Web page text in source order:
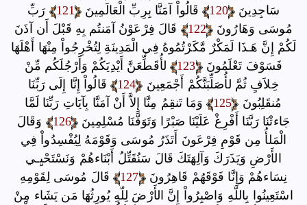
سَاجِدِينَ 120 قَالُواْ آمَنَّا بِرِبِّ الْعَالَمِينَ 121
رَبِّ
مُوسَى وَهَارُونَ 122
قَالَ فِرْعَوْنُ آمَنتُم بِهِ قَبْلَ أَن آذَنَ
لَكُمْ إِنَّ هَـذَا لَمَكْرٌ مَّكَرْتُمُوهُ فِي الْمَدِينَةِ لِتُخْرِجُواْ مِنْهَا أَهْلَهَا
فَسَوْفَ تَعْلَمُونَ 123 لأُقَطِّعَنَّ أَيْدِيَكُمْ وَأَرْجُلَكُم مِّنْ
خِلاَفٍ ثُمَّ لأُصَلِّبَنَّكُمْ أَجْمَعِينَ
124
قَالُواْ إِنَّا إِلَى رَبِّنَا
مُنقَلِبُونَ
125
وَمَا تَنقِمُ مِنَّا إِلاَّ أَنْ آمَنَّا بِآيَاتِ رَبِّنَا لَمَّا
جَاءتْنَا رَبَّنَا أَفْرِغْ عَلَيْنَا صَبْرًا وَتَوَفَّنَا مُسْلِمِينَ
126
وَقَالَ
الْمَلأُ مِن قَوْمِ فِرْعَونَ أَتَذَرُ مُوسَى وَقَوْمَهُ لِيُفْسِدُواْ فِي
الأَرْضِ وَيَذَرَكَ وَآلِهَتَكَ قَالَ سَنُقَتِّلُ أَبْنَاءهُمْ وَنَسْتَحْيِـي
نِسَاءهُمْ وَإِنَّا فَوْقَهُمْ قَاهِرُونَ 127 قَالَ مُوسَى لِقَوْمِهِ
اسْتَعِينُوا بِاللّهِ وَاصْبِرُواْ إِنَّ الأَرْضَ لِلّهِ يُورِثُهَا مَن يَشَاء مِنْ